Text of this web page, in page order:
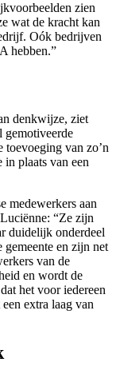
zien
wat de kracht kan
Oók bedrijven
hebben.”
denkwijze, ziet
gemotiveerde
toevoeging van zo’n
plaats van een
medewerkers aan
“Ze zijn
duidelijk onderdeel
gemeente en zijn net
van de
en wordt de
het voor iedereen
extra laag van